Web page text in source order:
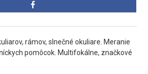
rámov, slnečné okuliare. Meranie
pomôcok. Multifokálne, značkové